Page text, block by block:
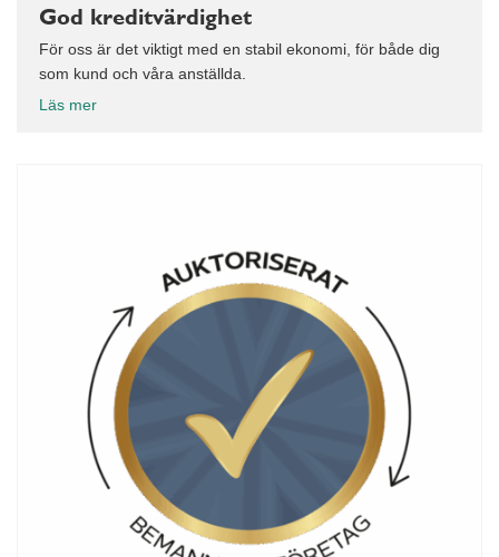
God kreditvärdighet
För oss är det viktigt med en stabil ekonomi, för både dig
som kund och våra anställda.
Läs mer